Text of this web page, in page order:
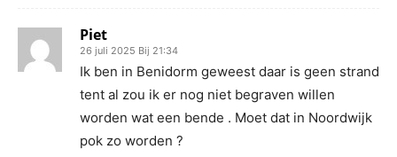
Piet
26 juli 2025 Bij 21:34
Ik ben in Benidorm geweest daar is geen strand
tent al zou ik er nog niet begraven willen
worden wat een bende . Moet dat in Noordwijk
pok zo worden ?